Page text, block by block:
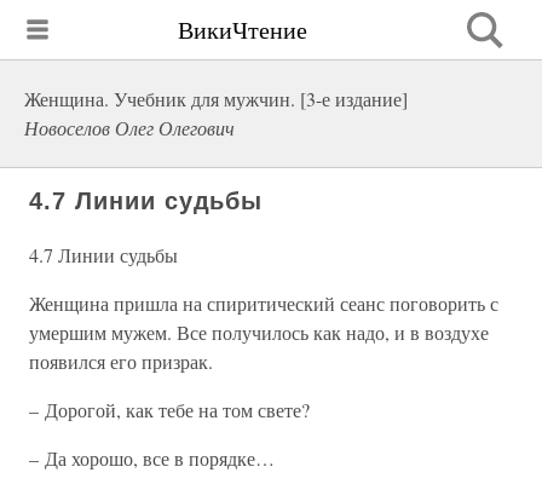
ВикиЧтение
Женщина. Учебник для мужчин. [3-е издание]
Новоселов Олег Олегович
4.7 Линии судьбы
4.7 Линии судьбы
Женщина пришла на спиритический сеанс поговорить с
умершим мужем. Все получилось как надо, и в воздухе
появился его призрак.
– Дорогой, как тебе на том свете?
– Да хорошо, все в порядке…